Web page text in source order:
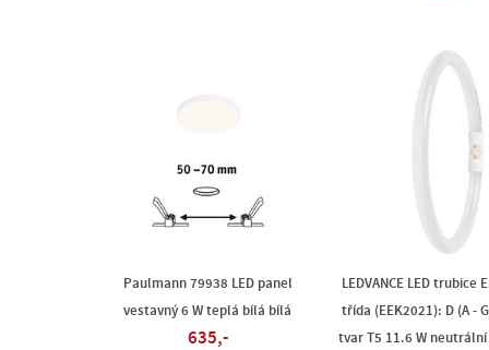
Paulmann 79938 LED panel
vestavný 6 W teplá bílá bílá
635,-
LEDVANCE LED trubice
třída (EEK2021): D (A -
tvar T5 11.6 W